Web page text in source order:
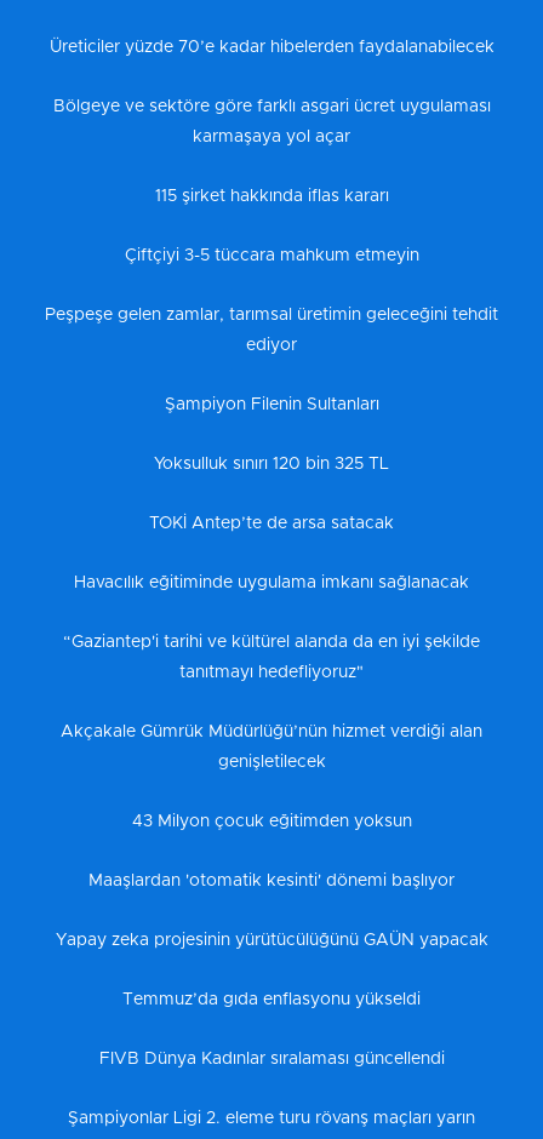
Üreticiler yüzde 70’e kadar hibelerden faydalanabilecek
Bölgeye ve sektöre göre farklı asgari ücret uygulaması
karmaşaya yol açar
115 şirket hakkında iflas kararı
Çiftçiyi 3-5 tüccara mahkum etmeyin
Peşpeşe gelen zamlar, tarımsal üretimin geleceğini tehdit
ediyor
Şampiyon Filenin Sultanları
Yoksulluk sınırı 120 bin 325 TL
TOKİ Antep’te de arsa satacak
Havacılık eğitiminde uygulama imkanı sağlanacak
“Gaziantep'i tarihi ve kültürel alanda da en iyi şekilde
tanıtmayı hedefliyoruz"
Akçakale Gümrük Müdürlüğü’nün hizmet verdiği alan
genişletilecek
43 Milyon çocuk eğitimden yoksun
Maaşlardan 'otomatik kesinti' dönemi başlıyor
Yapay zeka projesinin yürütücülüğünü GAÜN yapacak
Temmuz’da gıda enflasyonu yükseldi
FIVB Dünya Kadınlar sıralaması güncellendi
Şampiyonlar Ligi 2. eleme turu rövanş maçları yarın